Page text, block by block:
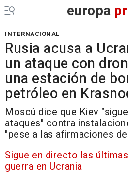
europa
INTERNACIONAL
Rusia acusa a
un ataque con
una estación de
petróleo en
Moscú dice que Kiev
ataques" contra
"pese a las afirmaciones
Sigue en directo las
guerra en Ucrania